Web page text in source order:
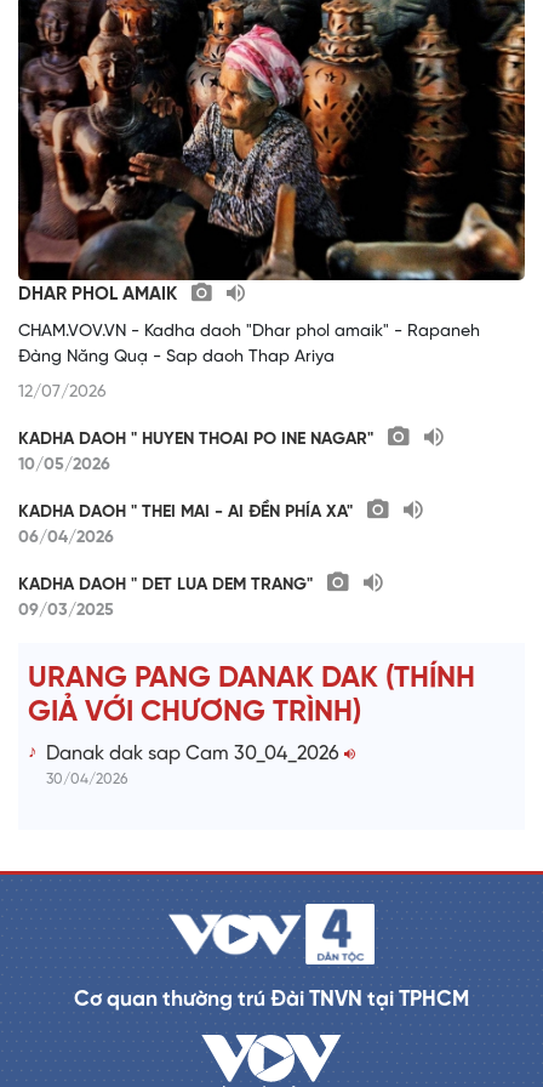
DHAR PHOL AMAIK
CHAM.VOV.VN - Kadha daoh "Dhar phol amaik" - Rapaneh
Đàng Năng Quạ - Sap daoh Thap Ariya
12/07/2026
KADHA DAOH " HUYEN THOAI PO INE NAGAR"
10/05/2026
KADHA DAOH " THEI MAI - AI ĐỀN PHÍA XA"
06/04/2026
KADHA DAOH " DET LUA DEM TRANG"
09/03/2025
URANG PANG DANAK DAK (THÍNH
GIẢ VỚI CHƯƠNG TRÌNH)
Danak dak sap Cam 30_04_2026
30/04/2026
Cơ quan thường trú Đài TNVN tại TPHCM